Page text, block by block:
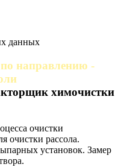
данных
по направлению -
химочистки
очистки
очистки рассола.
установок. Замер